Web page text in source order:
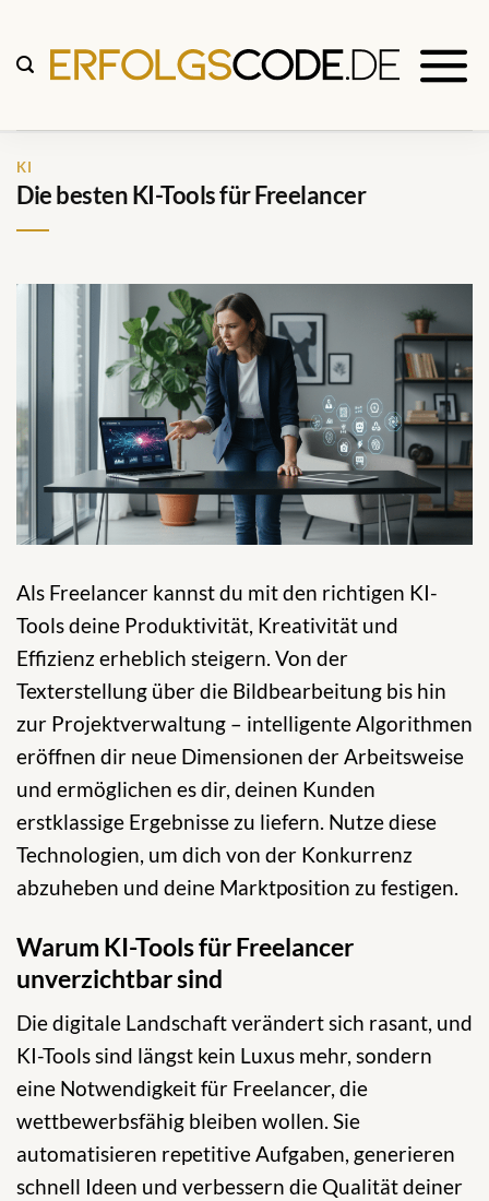
Inhalt
springen
KI
Die besten KI-Tools für Freelancer
Als Freelancer kannst du mit den richtigen KI-
Tools deine Produktivität, Kreativität und
Effizienz erheblich steigern. Von der
Texterstellung über die Bildbearbeitung bis hin
zur Projektverwaltung – intelligente Algorithmen
eröffnen dir neue Dimensionen der Arbeitsweise
und ermöglichen es dir, deinen Kunden
erstklassige Ergebnisse zu liefern. Nutze diese
Technologien, um dich von der Konkurrenz
abzuheben und deine Marktposition zu festigen.
Warum KI-Tools für Freelancer
unverzichtbar sind
Die digitale Landschaft verändert sich rasant, und
KI-Tools sind längst kein Luxus mehr, sondern
eine Notwendigkeit für Freelancer, die
wettbewerbsfähig bleiben wollen. Sie
automatisieren repetitive Aufgaben, generieren
schnell Ideen und verbessern die Qualität deiner